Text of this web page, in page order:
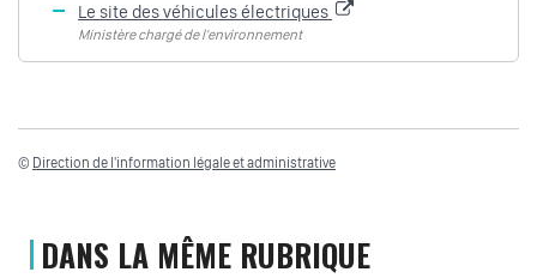
Le site des véhicules électriques
Ministère chargé de l'environnement
© Direction de l'information légale et administrative
DANS LA MÊME RUBRIQUE